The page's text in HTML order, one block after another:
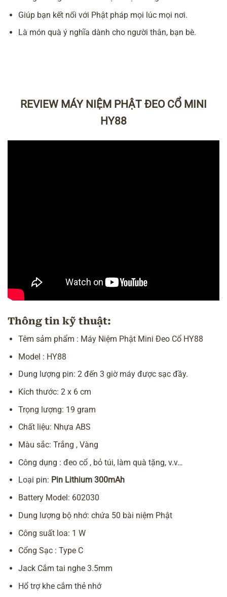
Giúp bạn kết nối với Phật pháp mọi lúc mọi nơi.
Là món quà ý nghĩa dành cho người thân, bạn bè.
REVIEW MÁY NIỆM PHẬT ĐEO CỔ MINI
HY88
Thông tin kỹ thuật:
Têm sảm phẩm : Máy Niệm Phật Mini Đeo Cổ HY88
Model : HY88
Dung lượng pin: 2 đến 3 giờ máy được sạc đầy.
Kích thước: 2 x 6 cm
Trọng lượng: 19 gram
Chất liệu: Nhựa ABS
Màu sắc: Trắng , Vàng
Công dụng : đeo cổ , bỏ túi, làm quà tặng, v.v…
Loại pin: Pin Lithium 300mAh
Battery Model: 602030
Dung lượng bộ nhớ: chứa 50 bài niệm Phật
Công suất loa: 1 W
Cổng Sạc : Type C
Jack Cắm tai nghe 3.5mm
Hổ trợ khe cắm thẻ nhớ